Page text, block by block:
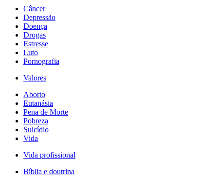
Câncer
Depressão
Doença
Drogas
Estresse
Luto
Pornografia
Valores
Aborto
Eutanásia
Pena de Morte
Pobreza
Suicídio
Vida
Vida profissional
Bíblia e doutrina